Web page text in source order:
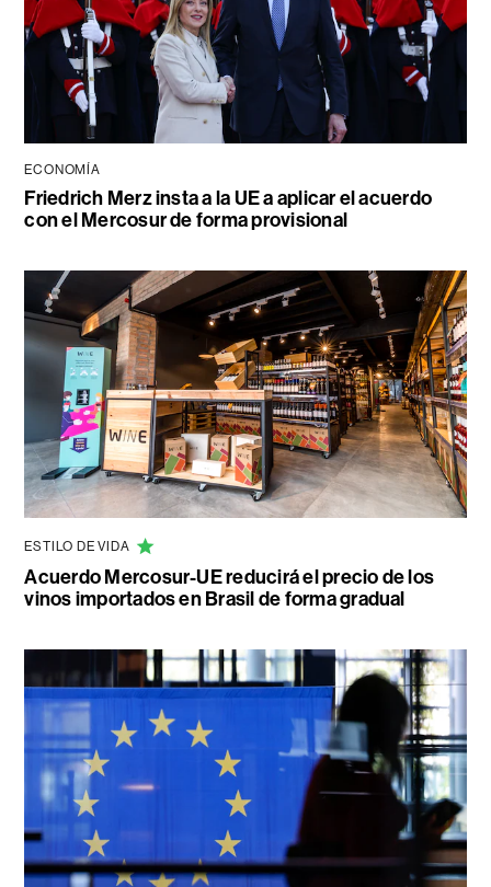
ECONOMÍA
Friedrich Merz insta a la UE a aplicar el acuerdo
con el Mercosur de forma provisional
ESTILO DE VIDA
Acuerdo Mercosur-UE reducirá el precio de los
vinos importados en Brasil de forma gradual